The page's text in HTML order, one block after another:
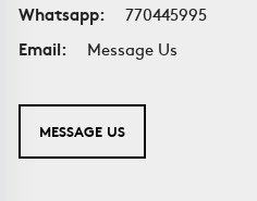
Whatsapp:
770445995
Email:
Message Us
MESSAGE US